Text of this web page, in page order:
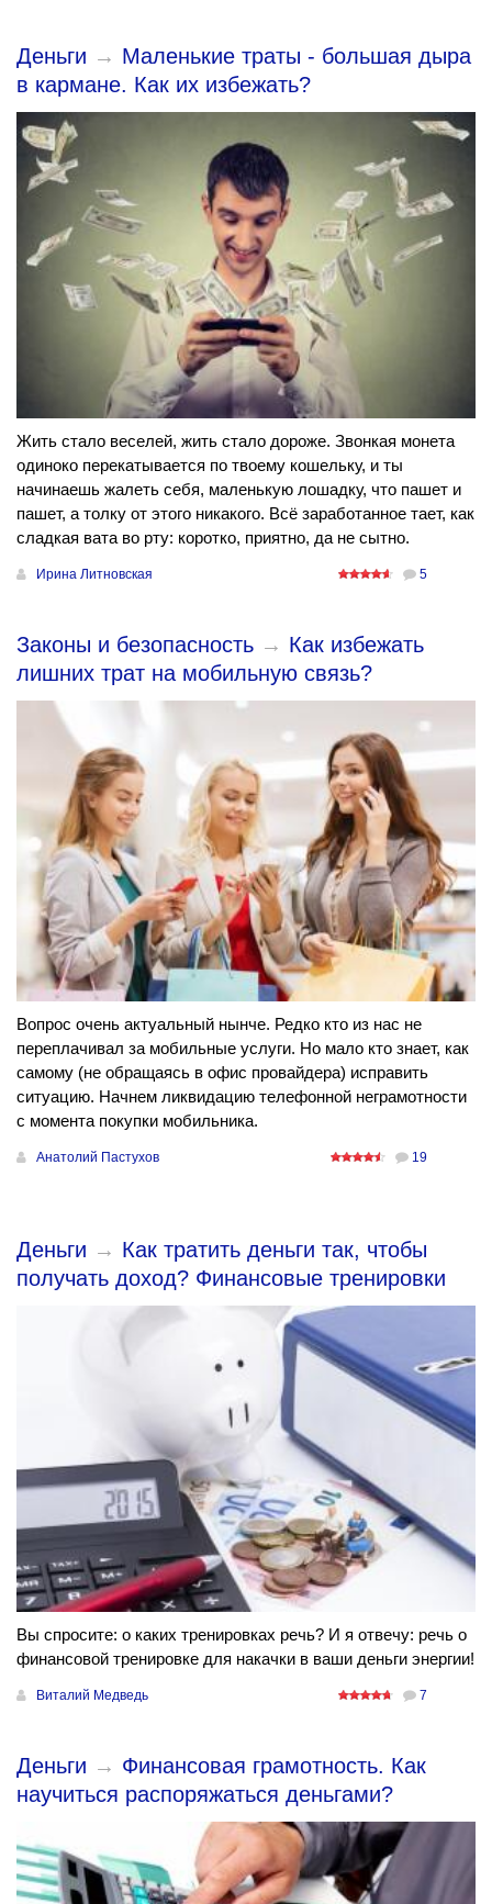
Деньги → Маленькие траты - большая дыра
в кармане. Как их избежать?
Жить стало веселей, жить стало дороже. Звонкая монета
одиноко перекатывается по твоему кошельку, и ты
начинаешь жалеть себя, маленькую лошадку, что пашет и
пашет, а толку от этого никакого. Всё заработанное тает, как
сладкая вата во рту: коротко, приятно, да не сытно.
Ирина Литновская 5
Законы и безопасность → Как избежать
лишних трат на мобильную связь?
Вопрос очень актуальный нынче. Редко кто из нас не
переплачивал за мобильные услуги. Но мало кто знает, как
самому (не обращаясь в офис провайдера) исправить
ситуацию. Начнем ликвидацию телефонной неграмотности
с момента покупки мобильника.
Анатолий Пастухов 19
Деньги → Как тратить деньги так, чтобы
получать доход? Финансовые тренировки
Вы спросите: о каких тренировках речь? И я отвечу: речь о
финансовой тренировке для накачки в ваши деньги энергии!
Виталий Медведь 7
Деньги → Финансовая грамотность. Как
научиться распоряжаться деньгами?